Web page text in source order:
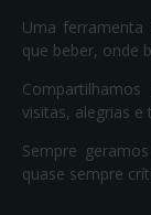
Uma ferramenta
que beber, onde
visitas, alegrias e
Sempre
quase sempre